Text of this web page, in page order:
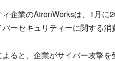
ィ企業のAironWorksは、1月に
バーセキュリティーに関する
よると、企業がサイバー攻撃